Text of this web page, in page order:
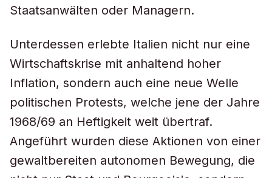
Staatsanwälten oder Managern.
Unterdessen erlebte Italien nicht nur eine
Wirtschaftskrise mit anhaltend hoher
Inflation, sondern auch eine neue Welle
politischen Protests, welche jene der Jahre
1968/69 an Heftigkeit weit übertraf.
Angeführt wurden diese Aktionen von einer
gewaltbereiten autonomen Bewegung, die